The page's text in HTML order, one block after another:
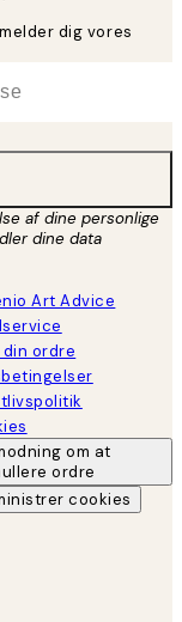
dig vores
af dine personlige
dine data
Art Advice
din ordre
om at
ordre
cookies